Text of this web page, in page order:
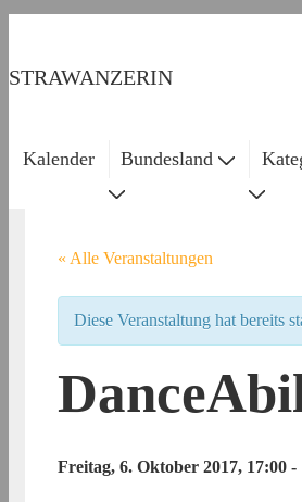
Inhalt
STRAWANZERIN
Kalender Bundesland
« Alle Veranstaltungen
Diese Veranstaltung hat bereits
Freitag, 6. Oktober 2017, 17:00 -